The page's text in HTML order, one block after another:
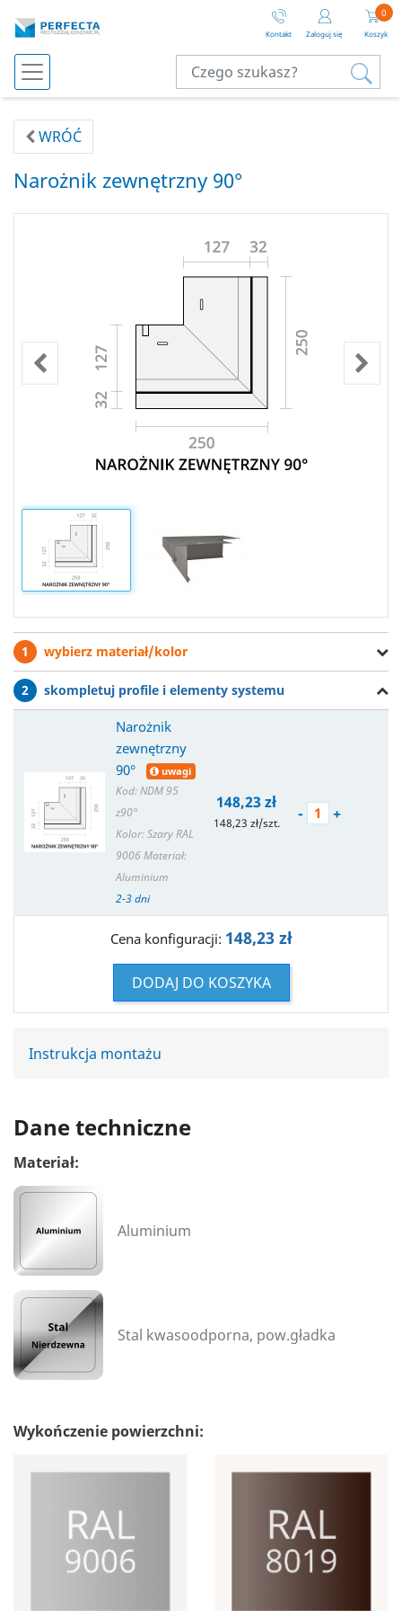
Kontakt Zaloguj się Koszyk
0
WRÓĆ
Narożnik zewnętrzny 90°
1 wybierz materiał/kolor
2 skompletuj profile i elementy systemu
Narożnik
zewnętrzny
90°
uwagi
Kod: NDM 95
z90°
Kolor: Szary RAL
9006Materiał:
Aluminium
2-3 dni
148,23 zł
148,23 zł/szt.
- +
Cena konfiguracji: 148,23 zł
DODAJ DO KOSZYKA
Instrukcja montażu
Dane techniczne
Materiał:
Aluminium
Stal kwasoodporna, pow.gładka
Wykończenie powierzchni: